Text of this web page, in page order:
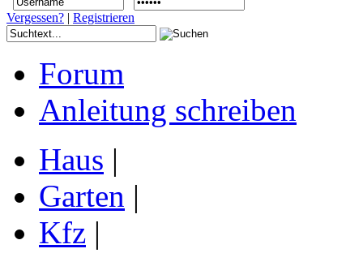
Vergessen? | Registrieren
Forum
Anleitung schreiben
Haus |
Garten |
Kfz |